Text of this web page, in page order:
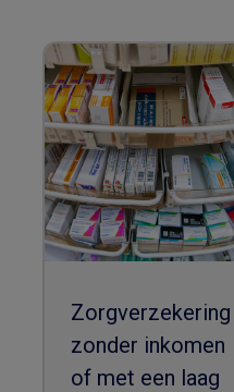
Zorgverzekering
zonder inkomen
of met een laag